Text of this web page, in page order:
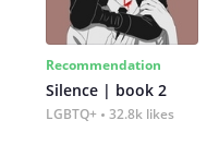
Recommendation
Silence | book 2
LGBTQ+ 32.8k likes